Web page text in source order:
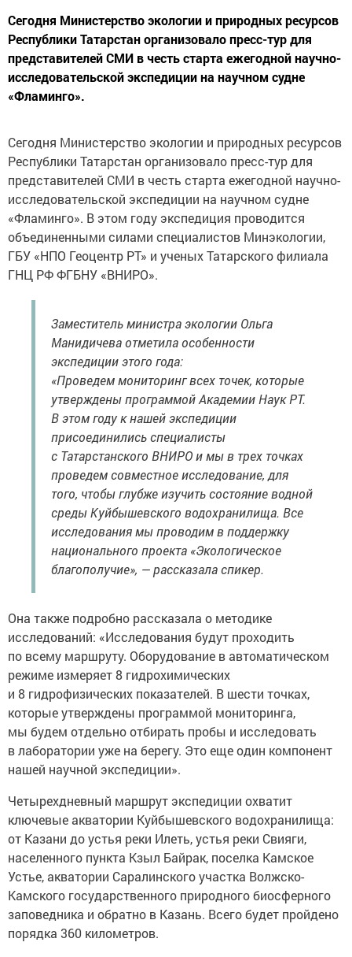
Сегодня Министерство экологии и природных ресурсов
Республики Татарстан организовало пресс-тур для
представителей СМИ в честь старта ежегодной научно-
исследовательской экспедиции на научном судне
«Фламинго».
Сегодня Министерство экологии и природных ресурсов
Республики Татарстан организовало пресс-тур для
представителей СМИ в честь старта ежегодной научно-
исследовательской экспедиции на научном судне
«Фламинго». В этом году экспедиция проводится
объединенными силами специалистов Минэкологии,
ГБУ «НПО Геоцентр РТ» и ученых Татарского филиала
ГНЦ РФ ФГБНУ «ВНИРО».
Заместитель министра экологии Ольга
Манидичева отметила особенности
экспедиции этого года:
«Проведем мониторинг всех точек, которые
утверждены программой Академии Наук РТ.
В этом году к нашей экспедиции
присоединились специалисты
с Татарстанского ВНИРО и мы в трех точках
проведем совместное исследование, для
того, чтобы глубже изучить состояние водной
среды Куйбышевского водохранилища. Все
исследования мы проводим в поддержку
национального проекта «Экологическое
благополучие», — рассказала спикер.
Она также подробно рассказала о методике
исследований: «Исследования будут проходить
по всему маршруту. Оборудование в автоматическом
режиме измеряет 8 гидрохимических
и 8 гидрофизических показателей. В шести точках,
которые утверждены программой мониторинга,
мы будем отдельно отбирать пробы и исследовать
в лаборатории уже на берегу. Это еще один компонент
нашей научной экспедиции».
Четырехдневный маршрут экспедиции охватит
ключевые акватории Куйбышевского водохранилища:
от Казани до устья реки Илеть, устья реки Свияги,
населенного пункта Кзыл Байрак, поселка Камское
Устье, акватории Саралинского участка Волжско-
Камского государственного природного биосферного
заповедника и обратно в Казань. Всего будет пройдено
порядка 360 километров.